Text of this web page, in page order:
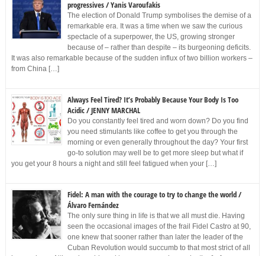
progressives / Yanis Varoufakis
The election of Donald Trump symbolises the demise of a
remarkable era. It was a time when we saw the curious
spectacle of a superpower, the US, growing stronger
because of – rather than despite – its burgeoning deficits.
It was also remarkable because of the sudden influx of two billion workers –
from China […]
Always Feel Tired? It’s Probably Because Your Body Is Too
Acidic / JENNY MARCHAL
Do you constantly feel tired and worn down? Do you find
you need stimulants like coffee to get you through the
morning or even generally throughout the day? Your first
go-to solution may well be to get more sleep but what if
you get your 8 hours a night and still feel fatigued when your […]
Fidel: A man with the courage to try to change the world /
Álvaro Fernández
The only sure thing in life is that we all must die. Having
seen the occasional images of the frail Fidel Castro at 90,
one knew that sooner rather than later the leader of the
Cuban Revolution would succumb to that most strict of all